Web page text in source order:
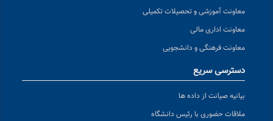
معاونت آموزشی و تحصیلات تکمیلی
معاونت اداری مالی
معاونت فرهنگی و دانشجویی
دسترسی سریع
بیانیه صیانت از داده ها
ملاقات حضوری با رئیس دانشگاه